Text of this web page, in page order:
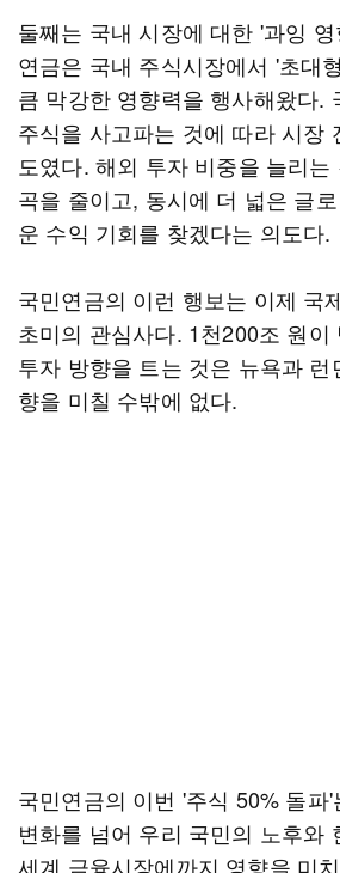
둘째는 국내 시장에 대한 '과잉
연금은 국내 주식시장에서 '초대
큼 막강한 영향력을 행사해왔다.
주식을 사고파는 것에 따라 시장
도였다. 해외 투자 비중을 늘리
곡을 줄이고, 동시에 더 넓은 글
운 수익 기회를 찾겠다는 의도다.
국민연금의 이런 행보는 이제 국
초미의 관심사다. 1천200조 원이
투자 방향을 트는 것은 뉴욕과 런
향을 미칠 수밖에 없다.
국민연금의 이번 '주식 50% 돌파
변화를 넘어 우리 국민의 노후와
세계 금융시장에까지 영향을 미